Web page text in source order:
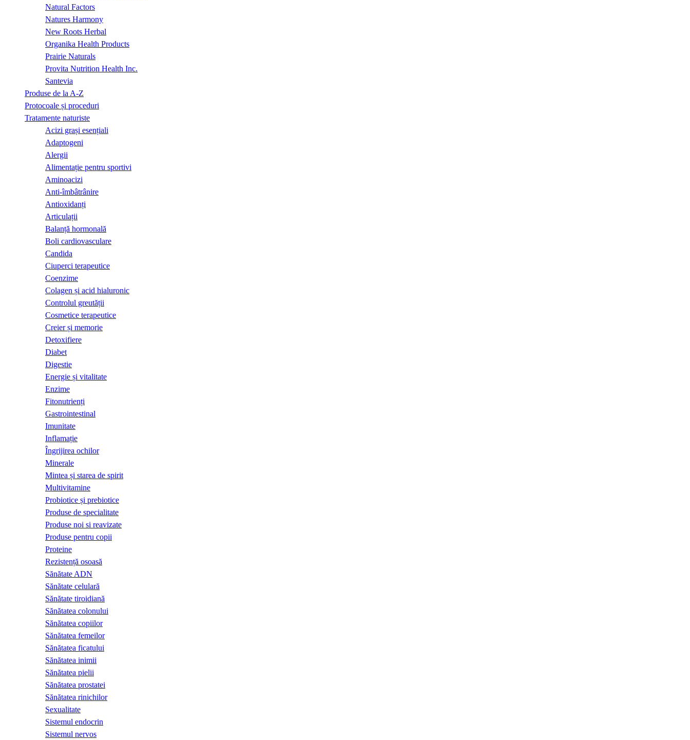
Natural Factors
Natures Harmony
New Roots Herbal
Organika Health Products
Prairie Naturals
Provita Nutrition Health Inc.
Santevia
Produse de la A-Z
Protocoale și proceduri
Tratamente naturiste
Acizi grași esențiali
Adaptogeni
Alergii
Alimentație pentru sportivi
Aminoacizi
Anti-îmbâtrânire
Antioxidanți
Articulații
Balanță hormonală
Boli cardiovasculare
Candida
Ciuperci terapeutice
Coenzime
Colagen și acid hialuronic
Controlul greutății
Cosmetice terapeutice
Creier și memorie
Detoxifiere
Diabet
Digestie
Energie și vitalitate
Enzime
Fitonutrienți
Gastrointestinal
Imunitate
Inflamație
Îngrijirea ochilor
Minerale
Mintea și starea de spirit
Multivitamine
Probiotice și prebiotice
Produse de specialitate
Produse noi si reavizate
Produse pentru copii
Proteine
Rezistență osoasă
Sănătate ADN
Sănătate celulară
Sănătate tiroidiană
Sănătatea colonului
Sănătatea copiilor
Sănătatea femeilor
Sănătatea ficatului
Sănătatea inimii
Sănătatea pielii
Sănătatea prostatei
Sănătatea rinichilor
Sexualitate
Sistemul endocrin
Sistemul nervos